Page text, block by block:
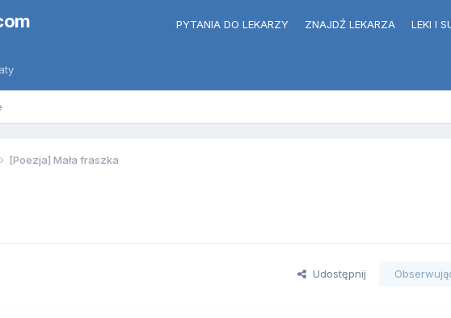
PYTANIA DO LEKARZY ZNAJDŹ LEKARZA LEKI I
[Poezja] Mała fraszka
Udostępnij